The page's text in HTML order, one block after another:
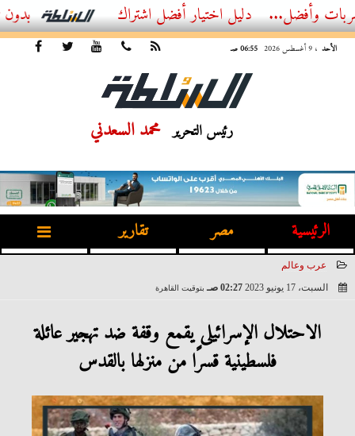
أفضل اشتراك IPTV بدون تقطيع 2026 – دليل المشاهد العصري
الأحد ، 9 أغسطس 2026 06:55 صـ
رئيس التحرير محمد السعدني
الرئيسية مصر تقارير
عرب وعالم
السبت، 17 يونيو 2023
02:27 صـ بتوقيت القاهرة
الاحتلال الإسرائيلى يقمع وقفة ضد تهجير عائلة
فلسطينية قسرًا من منزلها بالقدس